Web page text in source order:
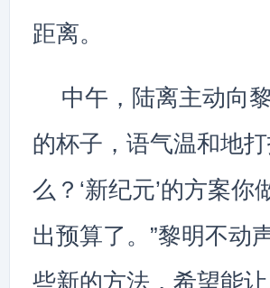
距离。
中午，陆离主动向
的杯子，语气温和地
么？‘新纪元’的方案
出预算了。”黎明不动
些新的方法，希望能